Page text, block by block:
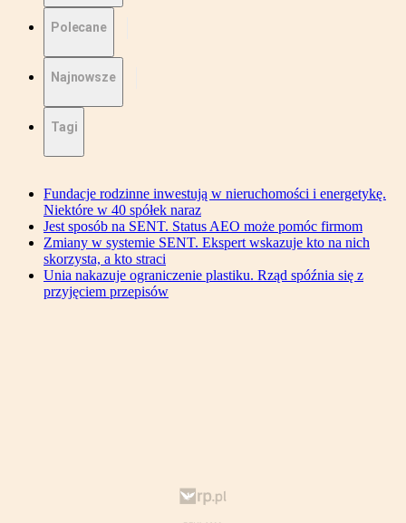
Polecane
Najnowsze
Tagi
Fundacje rodzinne inwestują w nieruchomości i energetykę.
Niektóre w 40 spółek naraz
Jest sposób na SENT. Status AEO może pomóc firmom
Zmiany w systemie SENT. Ekspert wskazuje kto na nich
skorzysta, a kto straci
Unia nakazuje ograniczenie plastiku. Rząd spóźnia się z
przyjęciem przepisów